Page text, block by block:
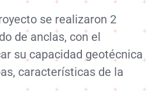
se realizaron 2
de anclas, con el
su capacidad geotécnica
características de la